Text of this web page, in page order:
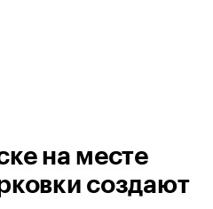
на месте
создают